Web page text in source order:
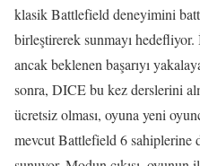
klasik Battlefield deneyimini
birleştirerek sunmayı
ancak beklenen başarıyı
sonra, DICE bu kez derslerini
ücretsiz olması, oyuna yeni
mevcut Battlefield 6 sahiplerine